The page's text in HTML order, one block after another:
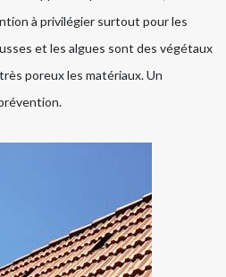
à privilégier surtout pour les
et les algues sont des végétaux
poreux les matériaux. Un